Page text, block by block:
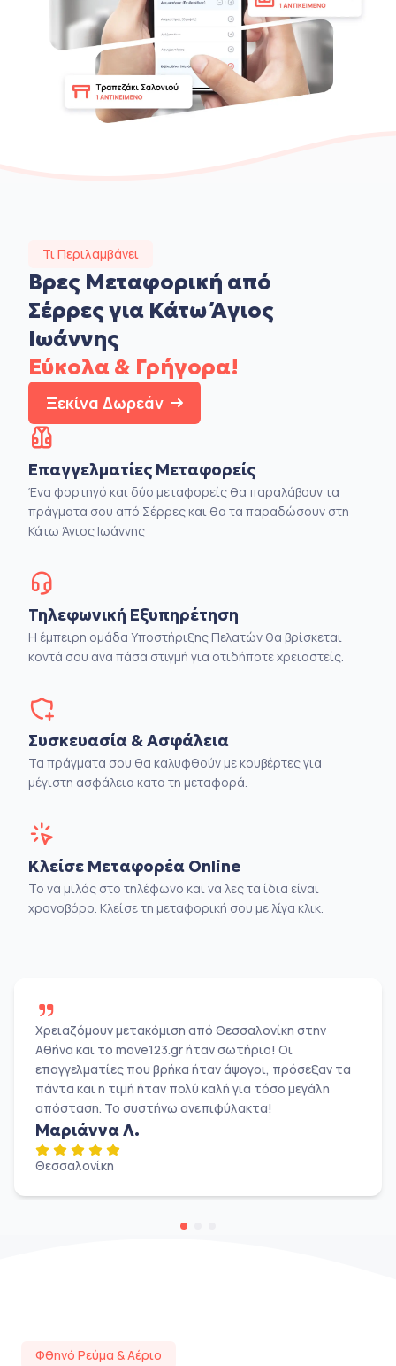
Τι Περιλαμβάνει
Βρες Μεταφορική από
Σέρρες για Κάτω Άγιος
Ιωάννης
Εύκολα & Γρήγορα!
Ξεκίνα Δωρεάν
Επαγγελματίες Μεταφορείς
Ένα φορτηγό και δύο μεταφορείς θα παραλάβουν τα
πράγματα σου από Σέρρες και θα τα παραδώσουν στη
Κάτω Άγιος Ιωάννης
Τηλεφωνική Εξυπηρέτηση
Η έμπειρη ομάδα Υποστήριξης Πελατών θα βρίσκεται
κοντά σου ανα πάσα στιγμή για οτιδήποτε χρειαστείς.
Συσκευασία & Ασφάλεια
Τα πράγματα σου θα καλυφθούν με κουβέρτες για
μέγιστη ασφάλεια κατα τη μεταφορά.
Κλείσε Μεταφορέα Online
Το να μιλάς στο τηλέφωνο και να λες τα ίδια είναι
χρονοβόρο. Κλείσε τη μεταφορική σου με λίγα κλικ.
Χρειαζόμουν μετακόμιση από Θεσσαλονίκη στην
Αθήνα και το move123.gr ήταν σωτήριο! Οι
επαγγελματίες που βρήκα ήταν άψογοι, πρόσεξαν τα
πάντα και η τιμή ήταν πολύ καλή για τόσο μεγάλη
απόσταση. Το συστήνω ανεπιφύλακτα!
Μαριάννα Λ.
Θεσσαλονίκη
Φθηνό Ρεύμα & Αέριο